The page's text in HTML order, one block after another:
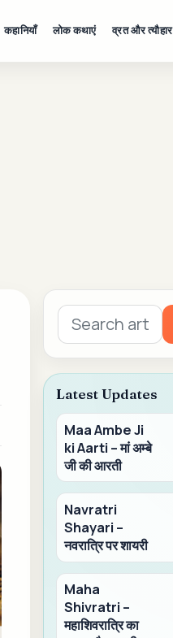
कहानियाँ लोक कथाएं व्रत और त्यौहार
Search
for:
Latest Updates
Maa Ambe Ji
ki Aarti – मां अम्बे
जी की आरती
Navratri
Shayari –
नवरात्रि पर शायरी
Maha
Shivratri –
महाशिवरात्रि का